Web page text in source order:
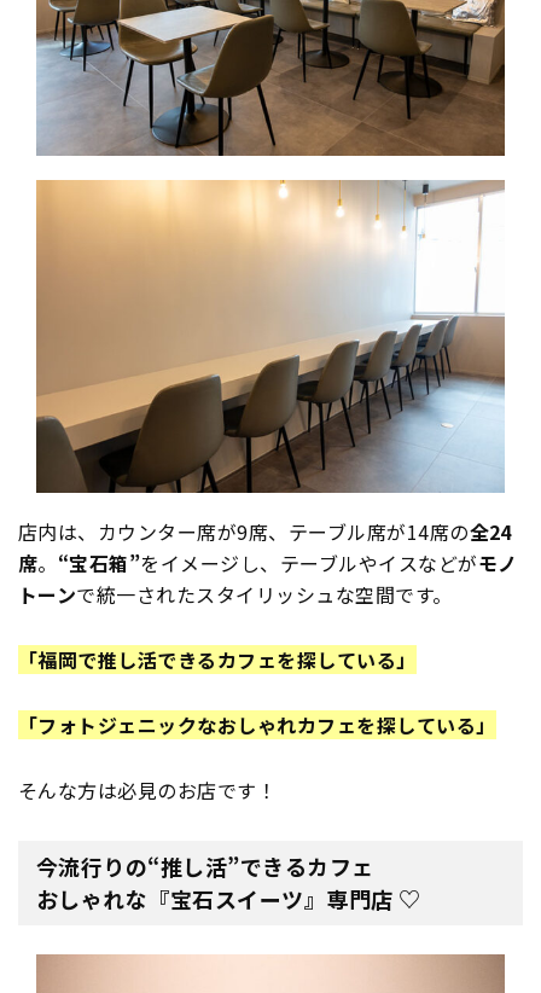
店内は、カウンター席が9席、テーブル席が14席の全24
席。 “宝石箱”をイメージし、テーブルやイスなどがモノ
トーンで統一されたスタイリッシュな空間です。
「福岡で推し活できるカフェを探している」
「フォトジェニックなおしゃれカフェを探している」
そんな方は必見のお店です！
今流行りの“推し活”できるカフェ
おしゃれな『宝石スイーツ』専門店 ♡